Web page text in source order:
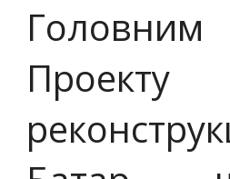
Проекту